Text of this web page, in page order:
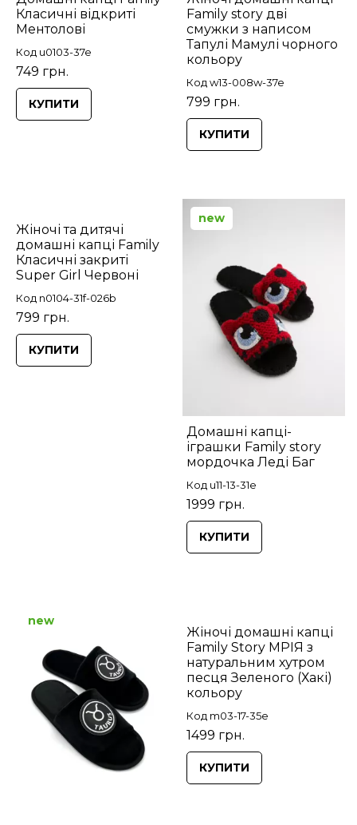
Класичні відкриті
Ментолові
Код u0103-37e
749 грн.
КУПИТИ
Family story дві
смужки з написом
Тапулі Мамулі чорного
кольору
Код w13-008w-37e
799 грн.
КУПИТИ
Жіночі та дитячі
домашні капці Family
Класичні закриті
Super Girl Червоні
Код n0104-31f-026b
799 грн.
КУПИТИ
Домашні капці-
іграшки Family story
мордочка Леді Баг
Код u11-13-31e
1999 грн.
new
КУПИТИ
new
Жіночі домашні капці
Family Story МРІЯ з
натуральним хутром
песця Зеленого (Хакі)
кольору
Код m03-17-35e
1499 грн.
КУПИТИ